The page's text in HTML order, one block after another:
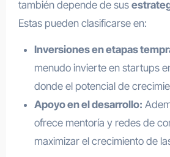
también depende de sus
Estas pueden clasificarse en:
Inversiones en etapas
menudo invierte en startups
donde el potencial de
Apoyo en el desarrollo:
ofrece mentoría y redes de
maximizar el crecimiento de